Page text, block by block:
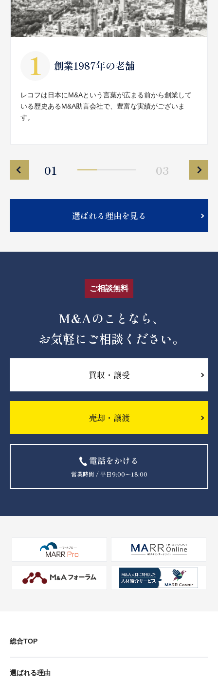
創業1987年の老舗
レコフは日本にM&Aという言葉が広まる前から創業して
いる歴史あるM&A助言会社で、豊富な実績がございま
す。
01 03
選ばれる理由を見る
ご相談無料
M&Aのことなら、
お気軽にご相談ください。
買収・譲受
売却・譲渡
電話をかける
営業時間 / 平日9:00〜18:00
総合TOP
選ばれる理由